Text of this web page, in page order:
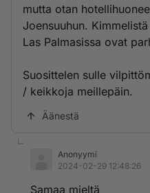
mutta otan
Joensuuhun.
Las Palmasissa ovat
Suosittelen sulle
/ keikkoja meillepäin.
Äänestä
Anonyymi
2024-02-29 12:48:26
Samaa mieltä